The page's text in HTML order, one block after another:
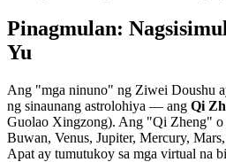
Pinagmulan:
Yu
Ang "mga ninuno" ng Ziwei Doushu
ng sinaunang astrolohiya — ang Qi
Guolao Xingzong). Ang "Qi Zheng" o
Buwan, Venus, Jupiter, Mercury,
Apat ay tumutukoy sa mga virtual na